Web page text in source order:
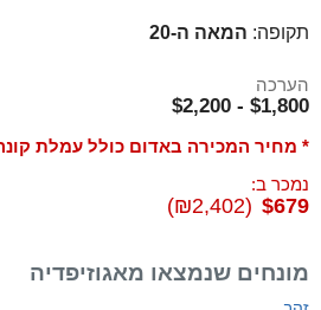
תקופה: המאה ה-20
הערכה
$1,800 - $2,200
* מחיר המכירה באדום כולל עמלת
נמכר ב:
$679
(₪2,402)
מונחים שנמצאו מאגוזיפדיה